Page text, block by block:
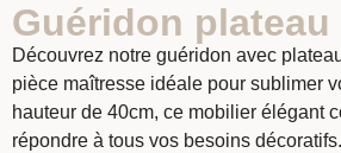
Guéridon plateau
Découvrez notre guéridon avec
pièce maîtresse idéale pour sublimer
hauteur de 40cm, ce mobilier élégant
répondre à tous vos besoins